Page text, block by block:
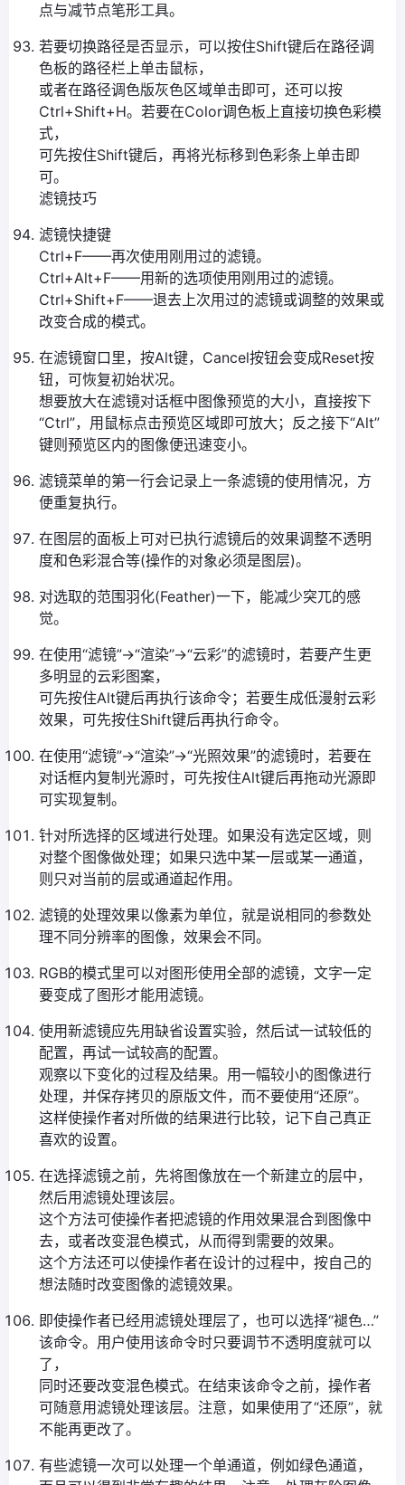
点与减节点笔形工具。
若要切换路径是否显示，可以按住Shift键后在路径调
色板的路径栏上单击鼠标，
或者在路径调色版灰色区域单击即可，还可以按
Ctrl+Shift+H。若要在Color调色板上直接切换色彩模
式，
可先按住Shift键后，再将光标移到色彩条上单击即
可。
滤镜技巧
滤镜快捷键
Ctrl+F——再次使用刚用过的滤镜。
Ctrl+Alt+F——用新的选项使用刚用过的滤镜。
Ctrl+Shift+F——退去上次用过的滤镜或调整的效果或
改变合成的模式。
在滤镜窗口里，按Alt键，Cancel按钮会变成Reset按
钮，可恢复初始状况。
想要放大在滤镜对话框中图像预览的大小，直接按下
“Ctrl”，用鼠标点击预览区域即可放大；反之接下“Alt”
键则预览区内的图像便迅速变小。
滤镜菜单的第一行会记录上一条滤镜的使用情况，方
便重复执行。
在图层的面板上可对已执行滤镜后的效果调整不透明
度和色彩混合等(操作的对象必须是图层)。
对选取的范围羽化(Feather)一下，能减少突兀的感
觉。
在使用“滤镜”→“渲染”→“云彩”的滤镜时，若要产生更
多明显的云彩图案，
可先按住Alt键后再执行该命令；若要生成低漫射云彩
效果，可先按住Shift键后再执行命令。
在使用“滤镜”→“渲染”→“光照效果”的滤镜时，若要在
对话框内复制光源时，可先按住Alt键后再拖动光源即
可实现复制。
针对所选择的区域进行处理。如果没有选定区域，则
对整个图像做处理；如果只选中某一层或某一通道，
则只对当前的层或通道起作用。
滤镜的处理效果以像素为单位，就是说相同的参数处
理不同分辨率的图像，效果会不同。
RGB的模式里可以对图形使用全部的滤镜，文字一定
要变成了图形才能用滤镜。
使用新滤镜应先用缺省设置实验，然后试一试较低的
配置，再试一试较高的配置。
观察以下变化的过程及结果。用一幅较小的图像进行
处理，并保存拷贝的原版文件，而不要使用“还原”。
这样使操作者对所做的结果进行比较，记下自己真正
喜欢的设置。
在选择滤镜之前，先将图像放在一个新建立的层中，
然后用滤镜处理该层。
这个方法可使操作者把滤镜的作用效果混合到图像中
去，或者改变混色模式，从而得到需要的效果。
这个方法还可以使操作者在设计的过程中，按自己的
想法随时改变图像的滤镜效果。
即使操作者已经用滤镜处理层了，也可以选择“褪色…”
该命令。用户使用该命令时只要调节不透明度就可以
了，
同时还要改变混色模式。在结束该命令之前，操作者
可随意用滤镜处理该层。注意，如果使用了“还原”，就
不能再更改了。
有些滤镜一次可以处理一个单通道，例如绿色通道，